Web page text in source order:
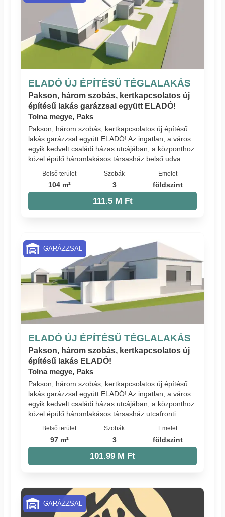
ELADÓ ÚJ ÉPÍTÉSŰ TÉGLALAKÁS
Pakson, három szobás, kertkapcsolatos új
építésű lakás garázzsal együtt ELADÓ!
Tolna megye, Paks
Pakson, három szobás, kertkapcsolatos új építésű
lakás garázzsal együtt ELADÓ! Az ingatlan, a város
egyik kedvelt családi házas utcájában, a központhoz
közel épülő háromlakásos társasház belső udva...
Belső terület
104 m²
Szobák
3
Emelet
földszint
111.5 M Ft
ELADÓ ÚJ ÉPÍTÉSŰ TÉGLALAKÁS
Pakson, három szobás, kertkapcsolatos új
építésű lakás ELADÓ!
Tolna megye, Paks
Pakson, három szobás, kertkapcsolatos új építésű
lakás garázzsal együtt ELADÓ! Az ingatlan, a város
egyik kedvelt családi házas utcájában, a központhoz
közel épülő háromlakásos társasház utcafronti...
Belső terület
97 m²
Szobák
3
Emelet
földszint
101.99 M Ft
GARÁZZSAL
GARÁZZSAL